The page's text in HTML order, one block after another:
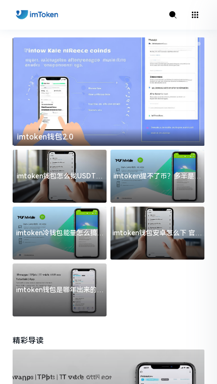
imtoken钱包2.0
imtoken钱包怎么找USDT地
址？三步搞定不踩坑
imtoken提不了币？多半是这
几件事没处理好
imtoken冷钱包能量怎么搞？
过来人告诉你门道
imtoken钱包安卓怎么下 官方
渠道避坑指南
imtoken钱包是哪年出来的？
一文给你说清楚
精彩导读